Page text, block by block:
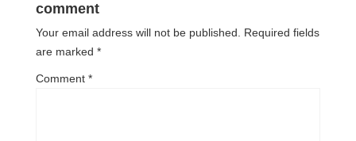
comment
Your email address will not be published. Required fields
are marked *
Comment *